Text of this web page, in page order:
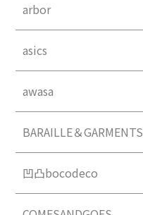
arbor
asics
awasa
BARAILLE＆GARMENTS
凹凸bocodeco